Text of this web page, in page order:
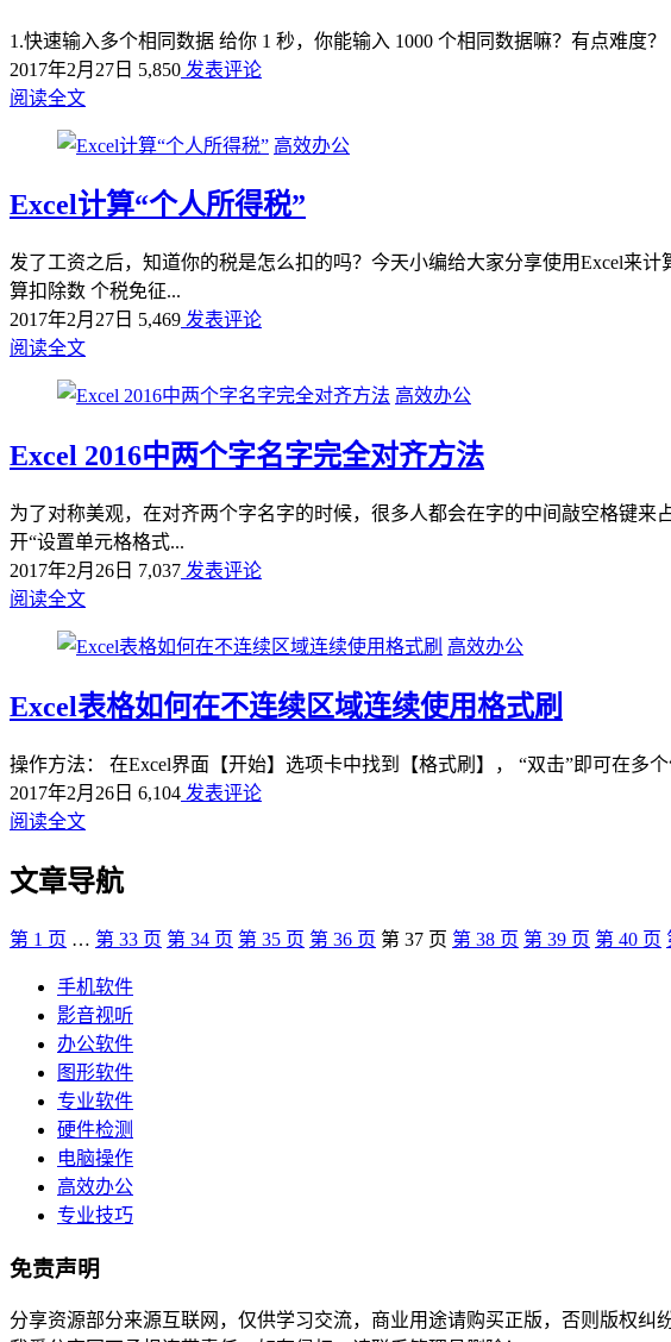
1.快速输入多个相同数据 给你 1 秒，你能输入 1000 个相同数据嘛？有点难度
2017年2月27日 5,850 发表评论
阅读全文
高效办公
Excel计算“个人所得税”
发了工资之后，知道你的税是怎么扣的吗？今天小编给大家分享使用Excel来
算扣除数 个税免征...
2017年2月27日 5,469 发表评论
阅读全文
高效办公
Excel 2016中两个字名字完全对齐方法
为了对称美观，在对齐两个字名字的时候，很多人都会在字的中间敲空格键
开“设置单元格格式...
2017年2月26日 7,037 发表评论
阅读全文
高效办公
Excel表格如何在不连续区域连续使用格式刷
操作方法： 在Excel界面【开始】选项卡中找到【格式刷】， “双击”即可在多
2017年2月26日 6,104 发表评论
阅读全文
文章导航
第 1 页 … 第 33 页 第 34 页 第 35 页 第 36 页 第 37 页 第 38 页 第 39 页 第 40 页
手机软件
影音视听
办公软件
图形软件
专业软件
硬件检测
电脑操作
高效办公
专业技巧
免责声明
分享资源部分来源互联网，仅供学习交流，商业用途请购买正版，否则版权纠